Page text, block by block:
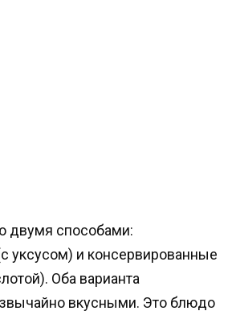
двумя способами:
уксусом) и консервированные
Оба варианта
вкусными. Это блюдо